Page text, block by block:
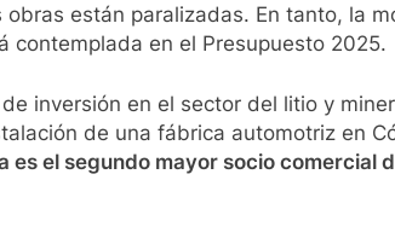
están paralizadas. En tanto, la
contemplada en el Presupuesto 2025.
inversión en el sector del litio y
de una fábrica automotriz en
es el segundo mayor socio comercial